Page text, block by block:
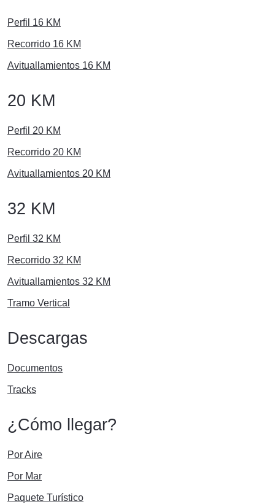
Perfil 16 KM
Recorrido 16 KM
Avituallamientos 16 KM
20 KM
Perfil 20 KM
Recorrido 20 KM
Avituallamientos 20 KM
32 KM
Perfil 32 KM
Recorrido 32 KM
Avituallamientos 32 KM
Tramo Vertical
Descargas
Documentos
Tracks
¿Cómo llegar?
Por Aire
Por Mar
Paquete Turístico